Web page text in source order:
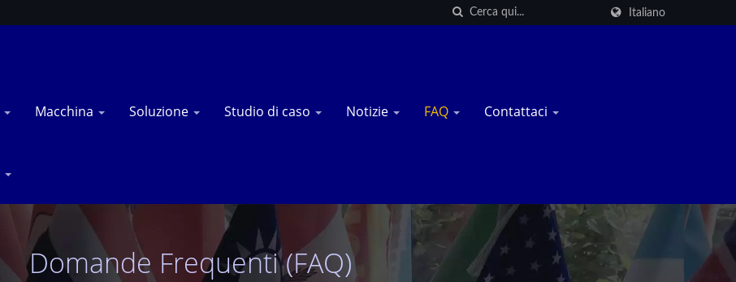
Italiano
Macchina Soluzione Studio di caso Notizie FAQ Contattaci
Domande Frequenti (FAQ)